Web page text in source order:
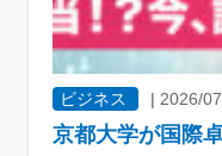
ビジネス |2026/
京都大学が国際